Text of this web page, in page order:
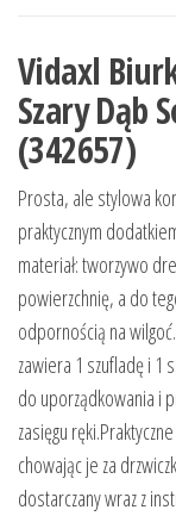
Vidaxl
Szary Dąb
(342657)
Prosta, ale stylowa
praktycznym
materiał: tworzywo
powierzchnię, a do
odpornością na
zawiera 1 szufladę i 1
do uporządkowania i
zasięgu
chowając je za
dostarczany wraz z